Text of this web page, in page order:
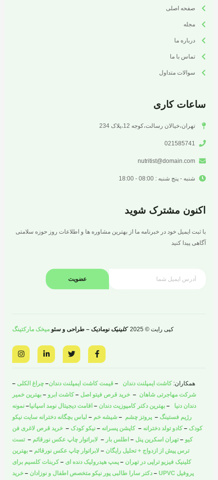
صفحه اصلی
مجله
درباره ما
تماس با ما
سوالات متداول
ساعات کاری
تهران،خیالان رسالت،کوجه 12،پلاک 234
021585741
nutritist@domain.com
شنبه - پنج شنبه : 08:00 - 18:00
اکنون مشترک شوید
با ثبت ایمیل خود در خبرنامه ما از بهترین مشاوره ها و اطلاعات روز حوزه سلامتی
آگاهی پیدا کنید
عضویت
کپی رایت © 2025 کلینیک نومادیک – طراحی و سئو میخک مارکتینگ
F
a
c
o
o
k
-
w
i
e
r
L
i
n
d
-
n
I
n
s
g
r
a
m
همکاران: کاشت ایمپلنت دندان – قیمت کاشت ایمپلنت دندان– چراغ الکلی –
شرکت مهاجرتی شاهان – خرید قرص فیتو اصل –کاشت ابرو – بهترین خمیر
دندان دنیا – بهترین دکتر کامپوزیت دندان – اقامت دیجیتال نومد اسپانیا– نمونه
رژیم فستینگ – پروتز چشم – شیشه خم – لباس بچگانه دخترانه سایت نیکو
کودک –کادو تولد دخترانه –کاپشن پسرانه – نیکو کودک – خرید قرص لاغری فن
کیو –تهران اسکرین پنل – اطلس بار – لابراتوار چاپ عکس نورقائم –تست
ترس پیش از ازدواج + تحلیل رایگان – لابراتوار چاپ عکس نورقائم – بهترین
کلینیک فیزیو تراپی در تهران – پمپ هیدرولیک دنده ای –کربنات کلسیم برای
پروفیل UPVC
– دکتر سارا طالبی پور نیکو متخصص اطفال و نوزادان – خرید